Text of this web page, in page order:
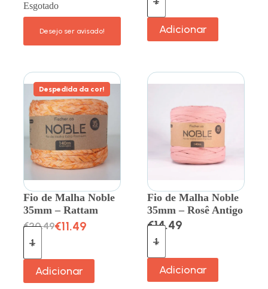
Esgotado
Adicionar
Despedida da cor!
Fio de Malha Noble
35mm – Rattam
€20.49€11.49
Adicionar
Fio de Malha Noble
35mm – Rosê Antigo
€14.49
Adicionar